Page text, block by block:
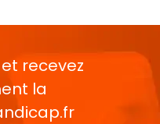
recevez
la